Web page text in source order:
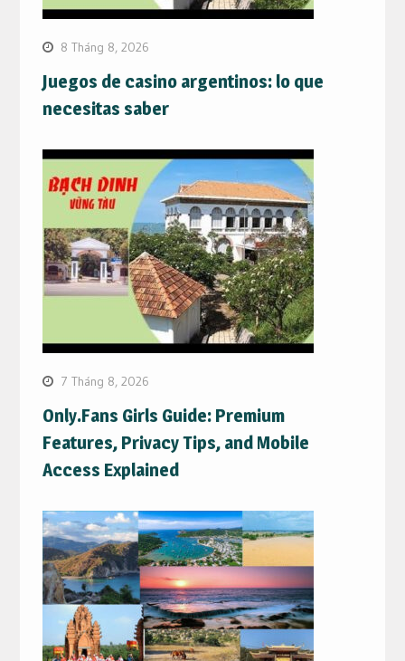
8 Tháng 8, 2026
Juegos de casino argentinos: lo que
necesitas saber
7 Tháng 8, 2026
Only.Fans Girls Guide: Premium
Features, Privacy Tips, and Mobile
Access Explained